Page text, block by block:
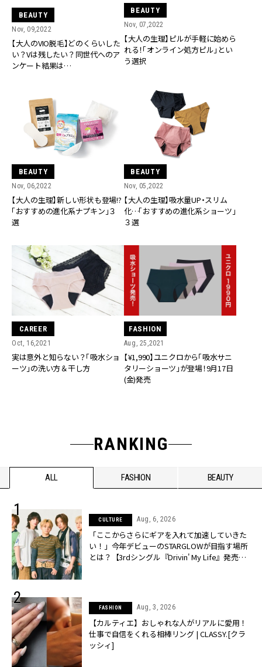
BEAUTY
Nov, 09,2022
【大人のVIO脱毛】どのくらいした
い？Vは残したい？同世代へのア
ンケート結果は…
BEAUTY
Nov, 07,2022
【大人の生理】ピルが手軽に始めら
れる！「オンライン処方ピル」とい
う選択
BEAUTY
Nov, 06,2022
【大人の生理】新しい形状も登場!?
「おすすめの進化系ナプキン」３
選
BEAUTY
Nov, 05,2022
【大人の生理】吸水量UP・スリム
化…「おすすめの進化系ショーツ」
３選
CAREER
Oct, 16,2021
実は意外と知らない？「吸水ショ
ーツ」の洗い方＆干し方
FASHION
Aug, 25,2021
【¥1,990】ユニクロから「吸水サニ
タリーショーツ」が登場！9月17日
(金)発売
RANKING
ALL FASHION BEAUTY
CULTURE Aug, 6, 2026
「ここからさらにギアを入れて加速していきた
い！」今年デビューのSTARGLOWが目指す場所
とは？【3rdシングル『Drivin' My Life』発売】 |
FASHION Aug, 3, 2026
【カルティエ】おしゃれな人がリアルに愛用！
仕事で自信をくれる相棒リング | CLASSY.[クラ
ッシィ]